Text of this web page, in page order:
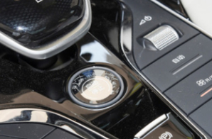
ฝากข้อความ
เราจะโทรกลับหาคุณเร็ว ๆ นี้!